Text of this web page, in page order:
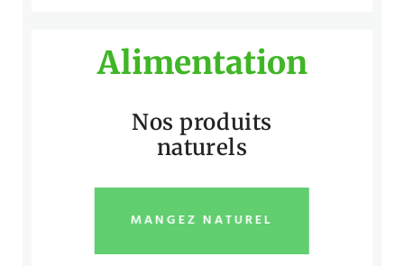
Alimentation
Nos produits
naturels
MANGEZ NATUREL